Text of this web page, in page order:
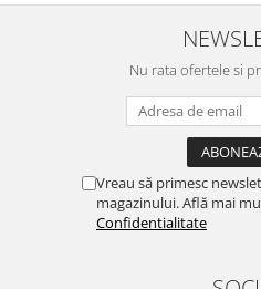
Nu rata ofertele si
Vreau să primesc
magazinului. Află mai
Confidentialitate